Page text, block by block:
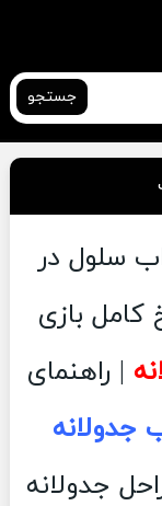
جستجو
سلول در
بازی
| راهنمای
جدولانه
جدولانه